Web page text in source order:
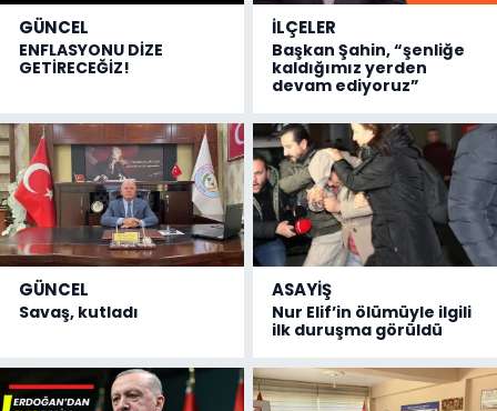
GÜNCEL
ENFLASYONU DİZE
GETİRECEĞİZ!
İLÇELER
Başkan Şahin, “şenliğe
kaldığımız yerden
devam ediyoruz”
GÜNCEL
Savaş, kutladı
ASAYİŞ
Nur Elif’in ölümüyle ilgili
ilk duruşma görüldü